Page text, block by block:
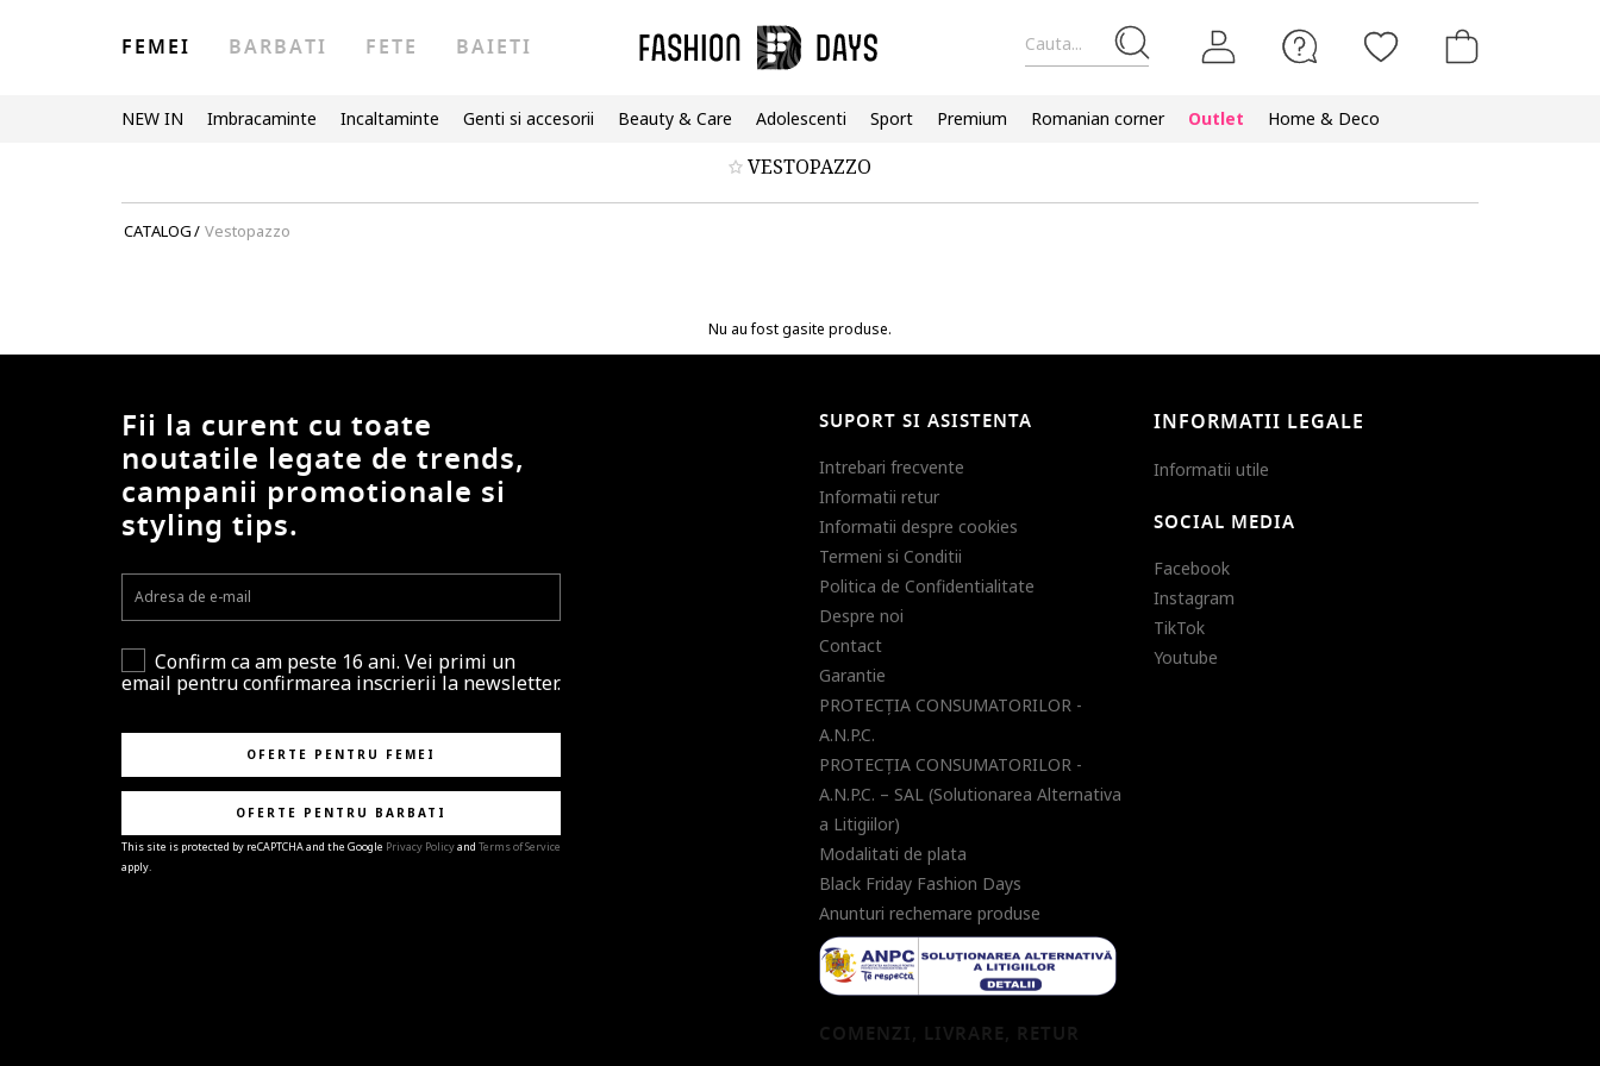
Cauta...
FEMEI BARBATI FETE BAIETI
NEW IN Imbracaminte Incaltaminte Genti si accesorii Beauty & Care Adolescenti Sport Premium Romanian corner Outlet Home & Deco
VESTOPAZZO
CATALOG/ Vestopazzo
Nu au fost gasite produse.
Fii la curent cu toate
noutatile legate de trends,
campanii promotionale si
styling tips.
Confirm ca am peste 16 ani. Vei primi un
email pentru confirmarea inscrierii la newsletter.
OFERTE PENTRU FEMEI
OFERTE PENTRU BARBATI
This site is protected by reCAPTCHA and the Google Privacy Policyand Terms of Service
apply.
SUPORT SI ASISTENTA
Intrebari frecvente
Informatii retur
Informatii despre cookies
Termeni si Conditii
Politica de Confidentialitate
Despre noi
Contact
Garantie
PROTECŢIA CONSUMATORILOR -
A.N.P.C.
PROTECŢIA CONSUMATORILOR -
A.N.P.C. – SAL (Solutionarea Alternativa
a Litigiilor)
Modalitati de plata
Black Friday Fashion Days
Anunturi rechemare produse
COMENZI, LIVRARE, RETUR
INFORMATII LEGALE
Informatii utile
SOCIAL MEDIA
Facebook
Instagram
TikTok
Youtube